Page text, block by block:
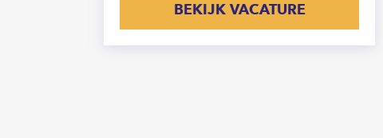
BEKIJK VACATURE